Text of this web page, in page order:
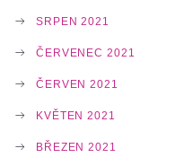
SRPEN 2021
ČERVENEC 2021
ČERVEN 2021
KVĚTEN 2021
BŘEZEN 2021